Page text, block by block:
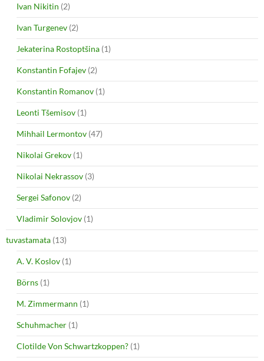
Ivan Nikitin (2)
Ivan Turgenev (2)
Jekaterina Rostoptšina (1)
Konstantin Fofajev (2)
Konstantin Romanov (1)
Leonti Tšemisov (1)
Mihhail Lermontov (47)
Nikolai Grekov (1)
Nikolai Nekrassov (3)
Sergei Safonov (2)
Vladimir Solovjov (1)
tuvastamata (13)
A. V. Koslov (1)
Börns (1)
M. Zimmermann (1)
Schuhmacher (1)
Clotilde Von Schwartzkoppen? (1)